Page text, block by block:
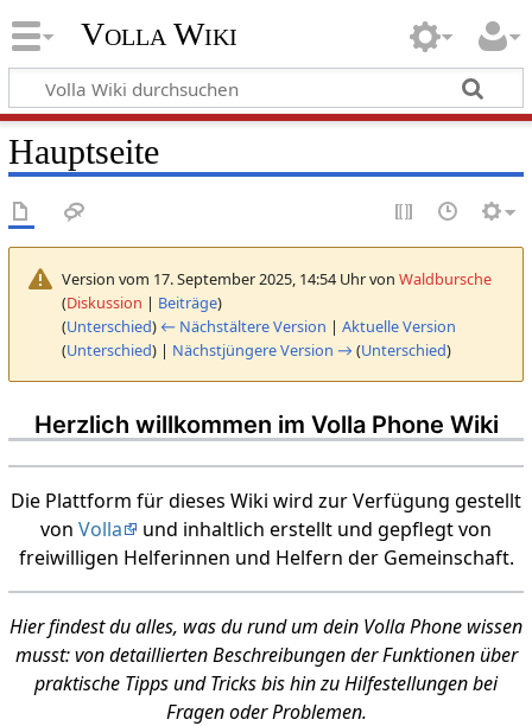
Volla Wiki
Hauptseite
Version vom 17. September 2025, 14:54 Uhr von Waldbursche
(Diskussion | Beiträge)
(Unterschied) ← Nächstältere Version | Aktuelle Version
(Unterschied) | Nächstjüngere Version → (Unterschied)
Herzlich willkommen im Volla Phone Wiki
Die Plattform für dieses Wiki wird zur Verfügung gestellt
von Volla
und inhaltlich erstellt und gepflegt von
freiwilligen Helferinnen und Helfern der Gemeinschaft.
Hier findest du alles, was du rund um dein Volla Phone wissen
musst: von detaillierten Beschreibungen der Funktionen über
praktische Tipps und Tricks bis hin zu Hilfestellungen bei
Fragen oder Problemen.